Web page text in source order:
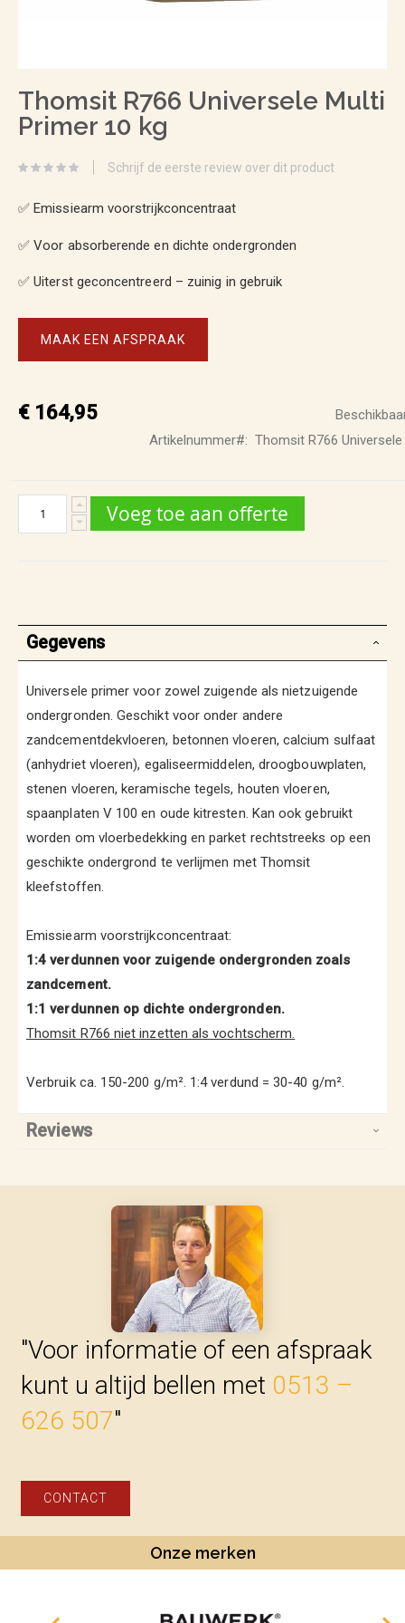
naar
het
de
Thomsit R766 Universele Multi
Primer 10 kg
Schrijf de eerste review over dit product
✅ Emissiearm voorstrijkconcentraat
✅ Voor absorberende en dichte ondergronden
✅ Uiterst geconcentreerd – zuinig in gebruik
MAAK EEN AFSPRAAK
€ 164,95
Artikelnummer
Thomsit R766
Voeg toe aan offerte
Gegevens
Universele primer voor zowel zuigende als nietzuigende
ondergronden. Geschikt voor onder andere
zandcementdekvloeren, betonnen vloeren, calcium sulfaat
(anhydriet vloeren), egaliseermiddelen, droogbouwplaten,
stenen vloeren, keramische tegels, houten vloeren,
spaanplaten V 100 en oude kitresten. Kan ook gebruikt
worden om vloerbedekking en parket rechtstreeks op een
geschikte ondergrond te verlijmen met Thomsit
kleefstoffen.
Emissiearm voorstrijkconcentraat:
1:4 verdunnen voor zuigende ondergronden zoals
zandcement.
1:1 verdunnen op dichte ondergronden.
Thomsit R766 niet inzetten als vochtscherm.
Verbruik ca. 150-200 g/m². 1:4 verdund = 30-40 g/m².
Reviews
"Voor informatie of een afspraak
kunt u altijd bellen met 0513 –
626 507"
CONTACT
Onze merken